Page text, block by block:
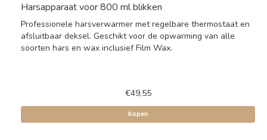
Harsapparaat voor 800 ml blikken
Professionele harsverwarmer met regelbare thermostaat en
afsluitbaar deksel. Geschikt voor de opwarming van alle
soorten hars en wax inclusief Film Wax.
€49,55
Kopen